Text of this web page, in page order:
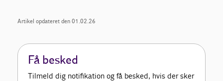
Artikel opdateret den 01.02.26
Få besked
Tilmeld dig notifikation og få besked, hvis der sker